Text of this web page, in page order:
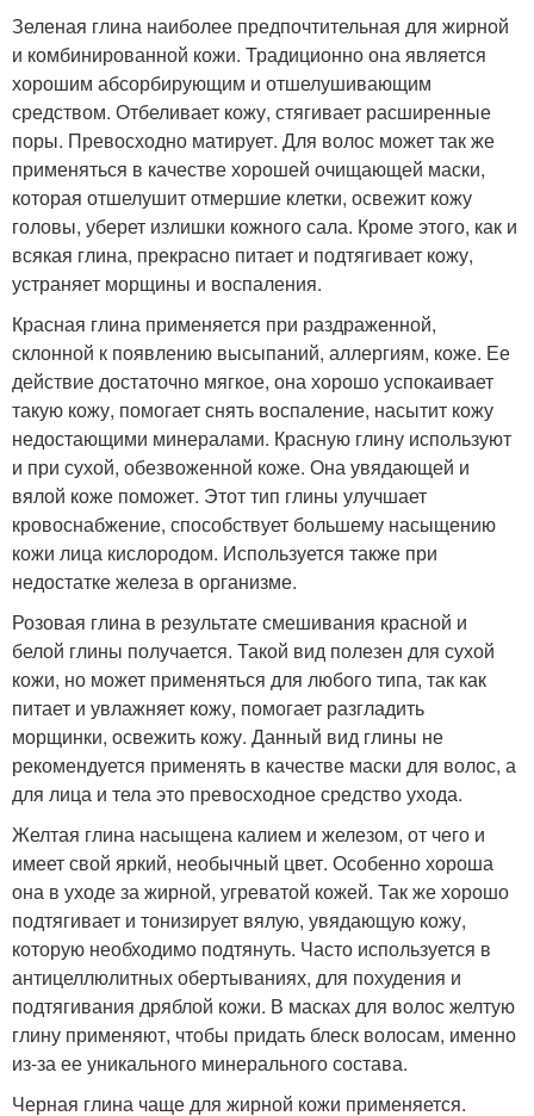
Зеленая глина наиболее предпочтительная для жирной
и комбинированной кожи. Традиционно она является
хорошим абсорбирующим и отшелушивающим
средством. Отбеливает кожу, стягивает расширенные
поры. Превосходно матирует. Для волос может так же
применяться в качестве хорошей очищающей маски,
которая отшелушит отмершие клетки, освежит кожу
головы, уберет излишки кожного сала. Кроме этого, как и
всякая глина, прекрасно питает и подтягивает кожу,
устраняет морщины и воспаления.
Красная глина применяется при раздраженной,
склонной к появлению высыпаний, аллергиям, коже. Ее
действие достаточно мягкое, она хорошо успокаивает
такую кожу, помогает снять воспаление, насытит кожу
недостающими минералами. Красную глину используют
и при сухой, обезвоженной коже. Она увядающей и
вялой коже поможет. Этот тип глины улучшает
кровоснабжение, способствует большему насыщению
кожи лица кислородом. Используется также при
недостатке железа в организме.
Розовая глина в результате смешивания красной и
белой глины получается. Такой вид полезен для сухой
кожи, но может применяться для любого типа, так как
питает и увлажняет кожу, помогает разгладить
морщинки, освежить кожу. Данный вид глины не
рекомендуется применять в качестве маски для волос, а
для лица и тела это превосходное средство ухода.
Желтая глина насыщена калием и железом, от чего и
имеет свой яркий, необычный цвет. Особенно хороша
она в уходе за жирной, угреватой кожей. Так же хорошо
подтягивает и тонизирует вялую, увядающую кожу,
которую необходимо подтянуть. Часто используется в
антицеллюлитных обертываниях, для похудения и
подтягивания дряблой кожи. В масках для волос желтую
глину применяют, чтобы придать блеск волосам, именно
из-за ее уникального минерального состава.
Черная глина чаще для жирной кожи применяется.